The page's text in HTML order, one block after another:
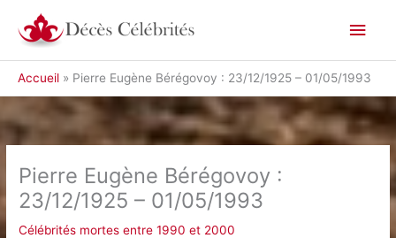
contenu
Accueil Pierre Eugène Bérégovoy : 23/12/1925 – 01/05/1993
Pierre Eugène Bérégovoy :
23/12/1925 – 01/05/1993
Célébrités mortes entre 1990 et 2000